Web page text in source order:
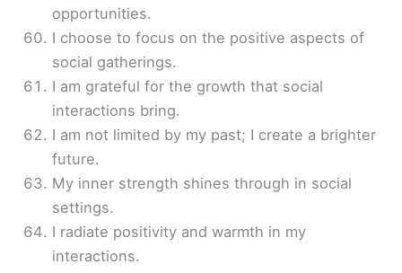
opportunities.
I choose to focus on the positive aspects of
social gatherings.
I am grateful for the growth that social
interactions bring.
I am not limited by my past; I create a brighter
future.
My inner strength shines through in social
settings.
I radiate positivity and warmth in my
interactions.